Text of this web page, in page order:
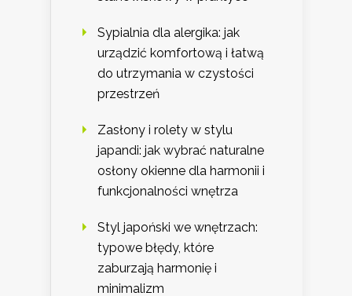
Sypialnia dla alergika: jak
urządzić komfortową i łatwą
do utrzymania w czystości
przestrzeń
Zasłony i rolety w stylu
japandi: jak wybrać naturalne
osłony okienne dla harmonii i
funkcjonalności wnętrza
Styl japoński we wnętrzach:
typowe błędy, które
zaburzają harmonię i
minimalizm